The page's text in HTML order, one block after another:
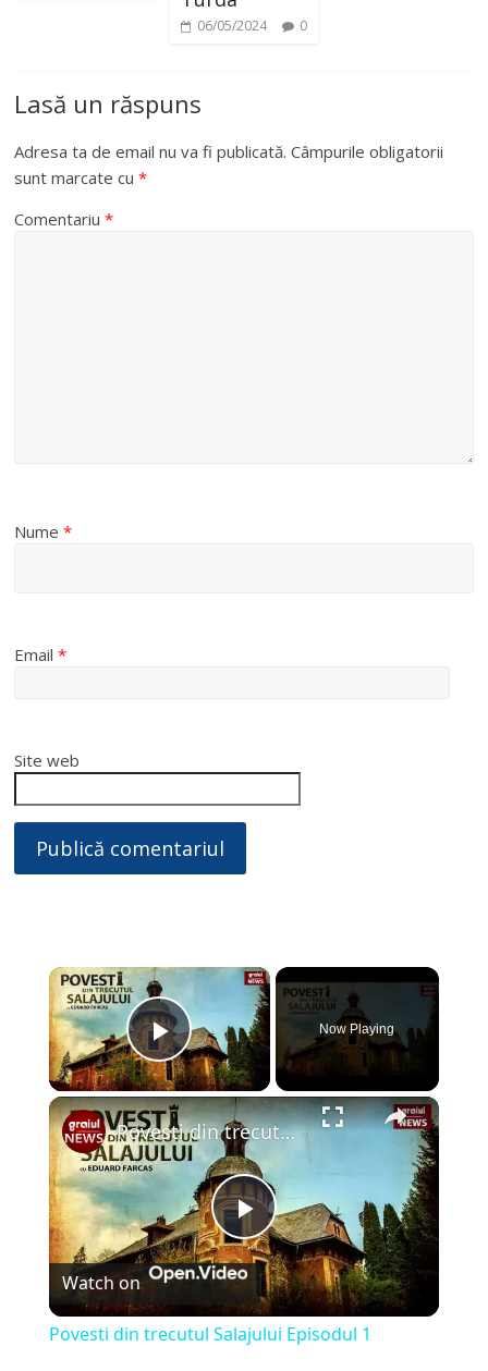
06/05/2024 0
Lasă un răspuns
Adresa ta de email nu va fi publicată. Câmpurile obligatorii
sunt marcate cu*
Comentariu*
Nume*
Email*
Site web
×
Play Video
Now Playing
×
P
l
Povesti din trecutul Salajului Episodul 1
Watch on
Povesti din trecutul Salajului Episodul 1